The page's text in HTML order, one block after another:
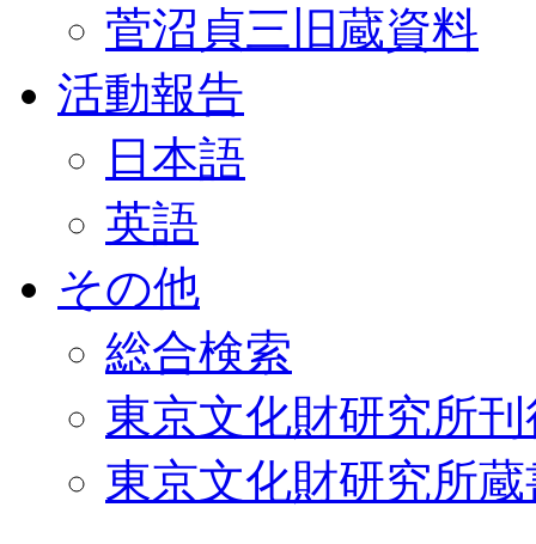
菅沼貞三旧蔵資料
活動報告
日本語
英語
その他
総合検索
東京文化財研究所
東京文化財研究所